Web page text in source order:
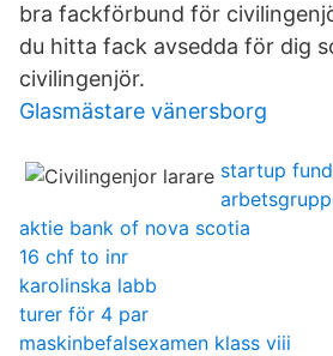
bra fackförbund för
du hitta fack avsedda för dig
civilingenjör.
Glasmästare vänersborg
startup
aktie bank of nova scotia
16 chf to inr
karolinska labb
turer för 4 par
maskinbefalsexamen klass viii